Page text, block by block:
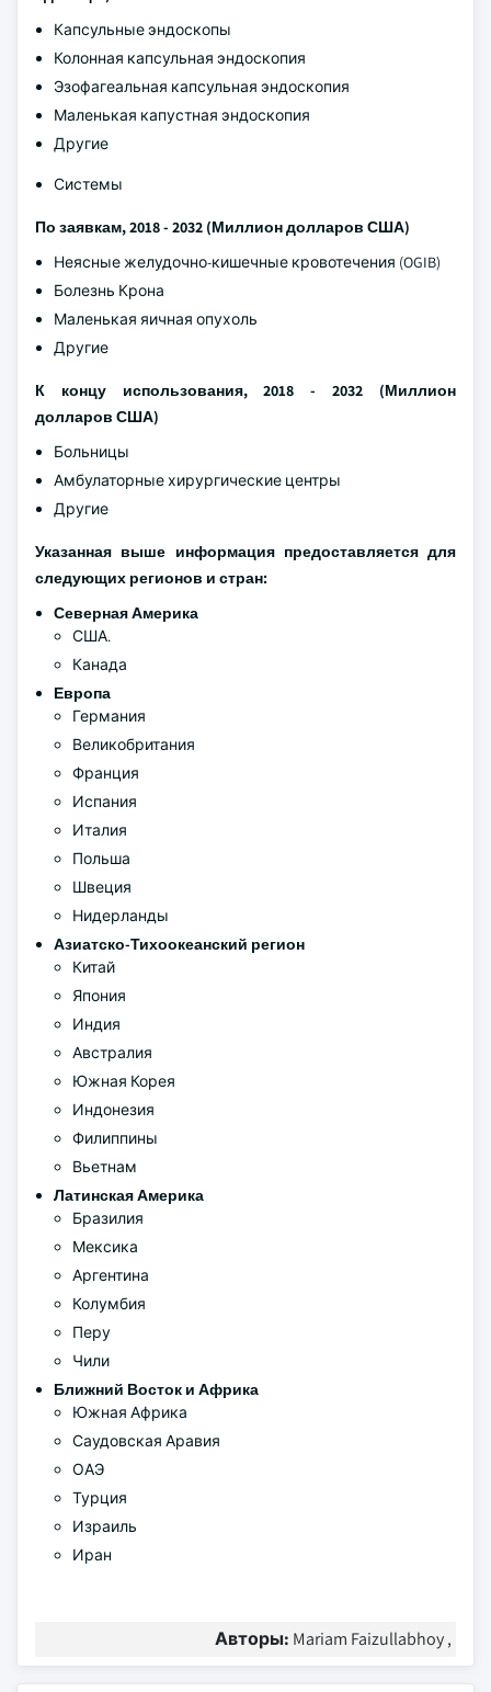
Капсульные эндоскопы
Колонная капсульная эндоскопия
Эзофагеальная капсульная эндоскопия
Маленькая капустная эндоскопия
Другие
Системы
По заявкам, 2018 - 2032 (Миллион долларов США)
Неясные желудочно-кишечные кровотечения (OGIB)
Болезнь Крона
Маленькая яичная опухоль
Другие
К концу использования, 2018 - 2032 (Миллион
долларов США)
Больницы
Амбулаторные хирургические центры
Другие
Указанная выше информация предоставляется для
следующих регионов и стран:
Северная Америка
США.
Канада
Европа
Германия
Великобритания
Франция
Испания
Италия
Польша
Швеция
Нидерланды
Азиатско-Тихоокеанский регион
Китай
Япония
Индия
Австралия
Южная Корея
Индонезия
Филиппины
Вьетнам
Латинская Америка
Бразилия
Мексика
Аргентина
Колумбия
Перу
Чили
Ближний Восток и Африка
Южная Африка
Саудовская Аравия
ОАЭ
Турция
Израиль
Иран
Авторы: Mariam Faizullabhoy ,